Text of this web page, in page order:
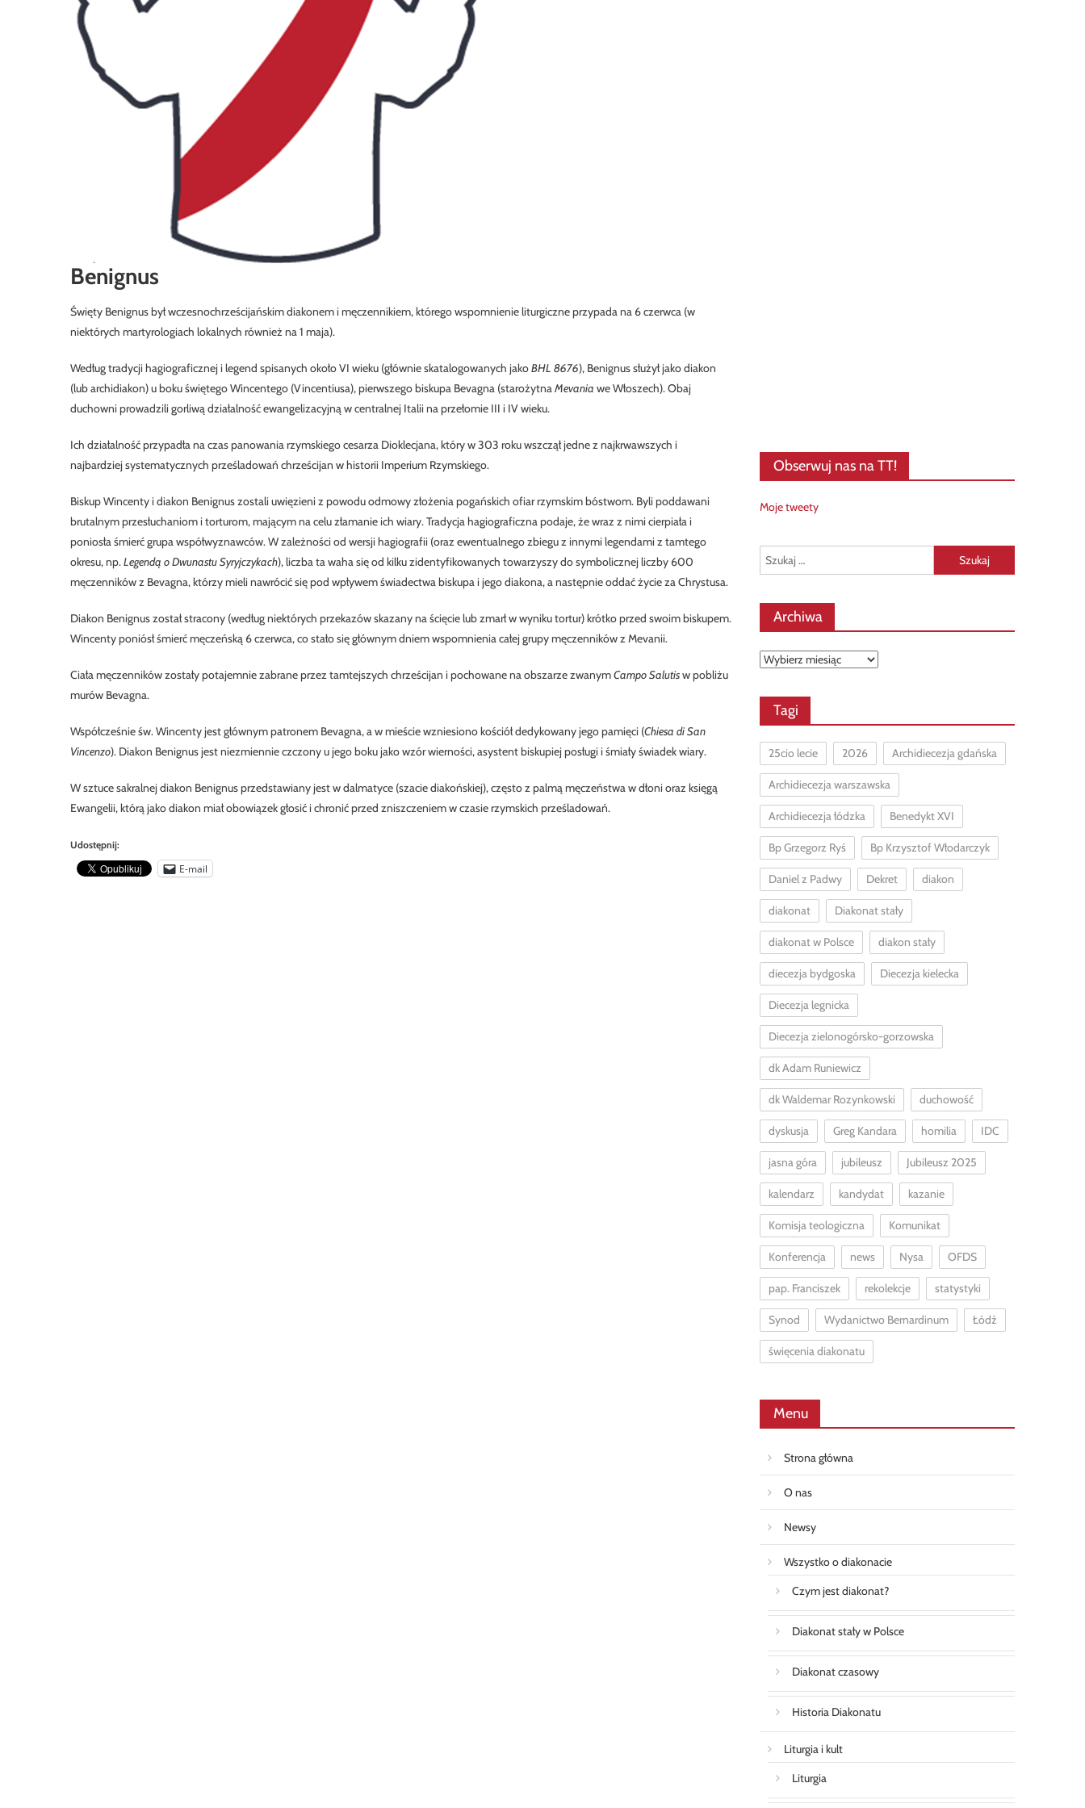
Benignus
Święty Benignus był wczesnochrześcijańskim diakonem i męczennikiem, którego wspomnienie liturgiczne przypada na 6 czerwca (w
niektórych martyrologiach lokalnych również na 1 maja).
Według tradycji hagiograficznej i legend spisanych około VI wieku (głównie skatalogowanych jakoBHL 8676), Benignus służył jako diakon
(lub archidiakon) u boku świętego Wincentego (Vincentiusa), pierwszego biskupa Bevagna (starożytnaMevania we Włoszech). Obaj
duchowni prowadzili gorliwą działalność ewangelizacyjną w centralnej Italii na przełomie III i IV wieku.
Ich działalność przypadła na czas panowania rzymskiego cesarza Dioklecjana, który w 303 roku wszczął jedne z najkrwawszych i
najbardziej systematycznych prześladowań chrześcijan w historii Imperium Rzymskiego.
Biskup Wincenty i diakon Benignus zostali uwięzieni z powodu odmowy złożenia pogańskich ofiar rzymskim bóstwom. Byli poddawani
brutalnym przesłuchaniom i torturom, mającym na celu złamanie ich wiary. Tradycja hagiograficzna podaje, że wraz z nimi cierpiała i
poniosła śmierć grupa współwyznawców. W zależności od wersji hagiografii (oraz ewentualnego zbiegu z innymi legendami z tamtego
okresu, np.Legendą o Dwunastu Syryjczykach), liczba ta waha się od kilku zidentyfikowanych towarzyszy do symbolicznej liczby 600
męczenników z Bevagna, którzy mieli nawrócić się pod wpływem świadectwa biskupa i jego diakona, a następnie oddać życie za Chrystusa.
Diakon Benignus został stracony (według niektórych przekazów skazany na ścięcie lub zmarł w wyniku tortur) krótko przed swoim biskupem.
Wincenty poniósł śmierć męczeńską 6 czerwca, co stało się głównym dniem wspomnienia całej grupy męczenników z Mevanii.
Ciała męczenników zostały potajemnie zabrane przez tamtejszych chrześcijan i pochowane na obszarze zwanymCampo Salutisw pobliżu
murów Bevagna.
Współcześnie św. Wincenty jest głównym patronem Bevagna, a w mieście wzniesiono kościół dedykowany jego pamięci (Chiesa di San
Vincenzo). Diakon Benignus jest niezmiennie czczony u jego boku jako wzór wierności, asystent biskupiej posługi i śmiały świadek wiary.
W sztuce sakralnej diakon Benignus przedstawiany jest w dalmatyce (szacie diakońskiej), często z palmą męczeństwa w dłoni oraz księgą
Ewangelii, którą jako diakon miał obowiązek głosić i chronić przed zniszczeniem w czasie rzymskich prześladowań.
Udostępnij:
E-mail
Obserwuj nas na TT!
Moje tweety
Szukaj:
Archiwa
Archiwa
Tagi
25cio lecie 2026 Archidiecezja gdańska
Archidiecezja warszawska
Archidiecezja łódzka Benedykt XVI
Bp Grzegorz Ryś Bp Krzysztof Włodarczyk
Daniel z Padwy Dekret diakon
diakonat Diakonat stały
diakonat w Polsce diakon stały
diecezja bydgoska Diecezja kielecka
Diecezja legnicka
Diecezja zielonogórsko-gorzowska
dk Adam Runiewicz
dk Waldemar Rozynkowski duchowość
dyskusja Greg Kandara homilia IDC
jasna góra jubileusz Jubileusz 2025
kalendarz kandydat kazanie
Komisja teologiczna Komunikat
Konferencja news Nysa OFDS
pap. Franciszek rekolekcje statystyki
Synod Wydanictwo Bernardinum Łódź
święcenia diakonatu
Menu
Strona główna
O nas
Newsy
Wszystko o diakonacie
Czym jest diakonat?
Diakonat stały w Polsce
Diakonat czasowy
Historia Diakonatu
Liturgia i kult
Liturgia